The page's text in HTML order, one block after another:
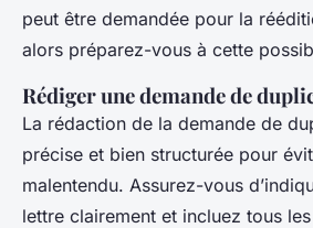
peut être demandée pour la
alors préparez-vous à cette
Rédiger une demande de
La rédaction de la demande de
précise et bien structurée pour
malentendu. Assurez-vous
lettre clairement et incluez tous